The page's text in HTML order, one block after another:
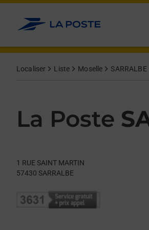
Allez au contenu
Localiser Liste Moselle SARRALBE
La Poste
1 RUE SAINT MARTIN
57430 SARRALBE
Day of the WeekHours
Get directions to La Poste at 1 RUE
lien s'ouvre dans un nouvel onglet